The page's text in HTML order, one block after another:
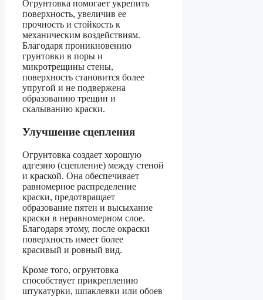
Огрунтовка помогает укрепить
поверхность, увеличив ее
прочность и стойкость к
механическим воздействиям.
Благодаря проникновению
грунтовки в поры и
микротрещины стены,
поверхность становится более
упругой и не подвержена
образованию трещин и
скалыванию краски.
Улучшение сцепления
Огрунтовка создает хорошую
адгезию (сцепление) между стеной
и краской. Она обеспечивает
равномерное распределение
краски, предотвращает
образование пятен и высыхание
краски в неравномерном слое.
Благодаря этому, после окраски
поверхность имеет более
красивый и ровный вид.
Кроме того, огрунтовка
способствует прикреплению
штукатурки, шпаклевки или обоев